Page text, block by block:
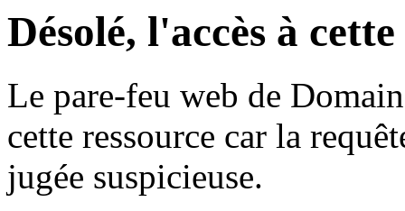
Désolé, l'accès à
Le pare-feu web de
cette ressource car la
jugée suspicieuse.